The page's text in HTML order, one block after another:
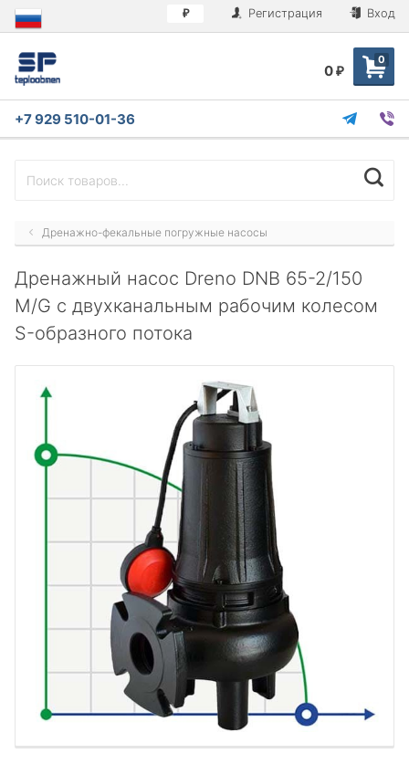
₽ Регистрация Вход
0
0 ₽
+7 929 510-01-36
Дренажно-фекальные погружные насосы
Дренажный насос Dreno DNB 65-2/150
M/G с двухканальным рабочим колесом
S-образного потока